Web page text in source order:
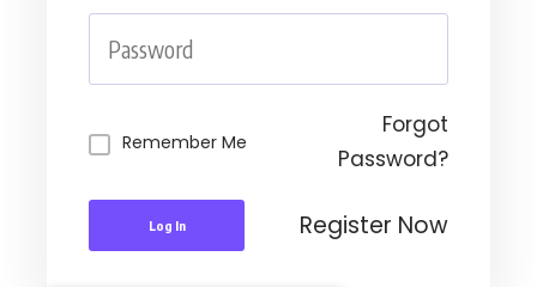
Remember Me
Forgot
Password?
Log In Register Now